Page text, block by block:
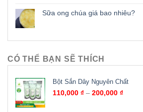
Sữa ong chúa giá bao nhiêu?
CÓ THỂ BẠN SẼ THÍCH
Bột Sắn Dây Nguyên Chất
110,000 ₫ – 200,000 ₫